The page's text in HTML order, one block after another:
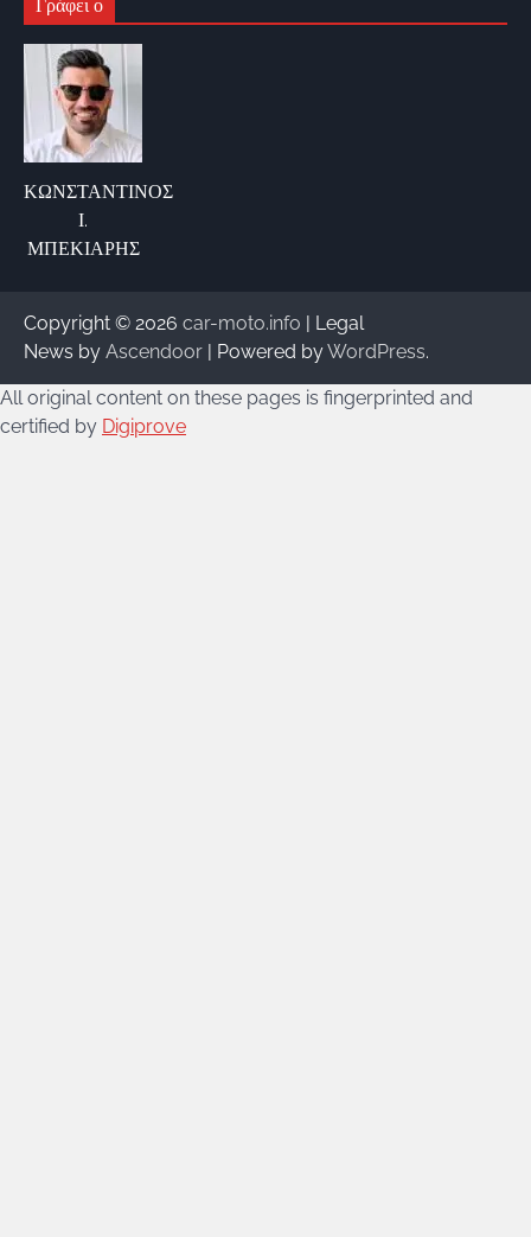
Γράφει ο
ΚΩΝΣΤΑΝΤΙΝΟΣ
Ι.
ΜΠΕΚΙΑΡΗΣ
Copyright © 2026 car-moto.info | Legal
News by Ascendoor | Powered byWordPress.
All original content on these pages is fingerprinted and
certified by Digiprove